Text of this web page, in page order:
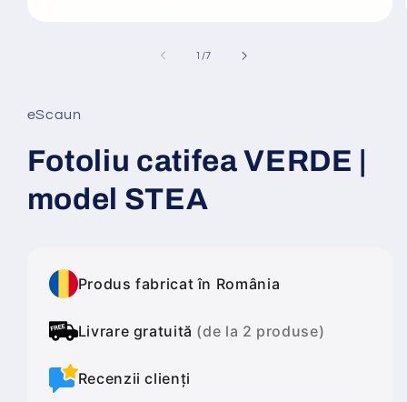
fereastră
modală
1 /din
7
eScaun
Fotoliu catifea VERDE |
model STEA
Produs fabricat în România
Livrare gratuită (de la 2 produse)
Recenzii clienți